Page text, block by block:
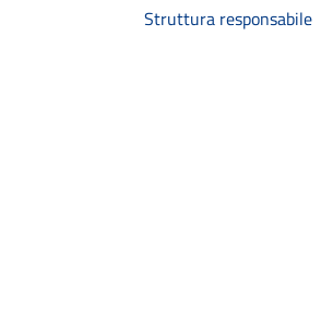
Struttura responsabile